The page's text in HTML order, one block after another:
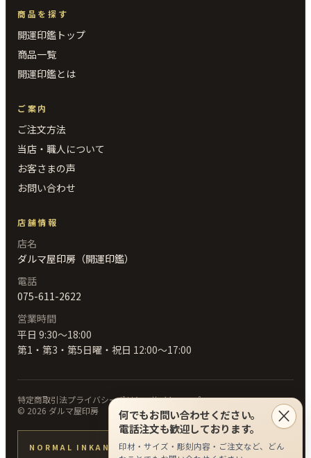
×
何でもお問い合わせください。
電話注文も歓迎しております。
印材・サイズ・彫刻内容・ご注文など、どん
商品を探す
開運印鑑トップ
商品一覧
開運印鑑とは
ご案内
ご注文方法
当店・職人について
お客さまの声
お問い合わせ
店舗情報
店名
ダルマ屋印房（開運印鑑）
電話
075-611-2622
営業時間
平日 9:30〜18:00
第1・第3・第5日曜・祝日 12:00〜17:00
特定商取引法プライバシーポリシーサイトマップ
© 2026 ダルマ屋印房
NORMAL INKAN